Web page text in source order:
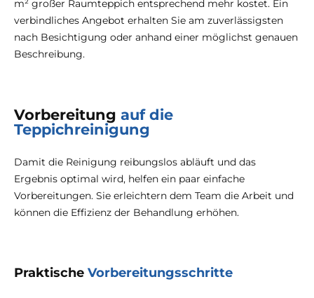
m² großer Raumteppich entsprechend mehr kostet. Ein
verbindliches Angebot erhalten Sie am zuverlässigsten
nach Besichtigung oder anhand einer möglichst genauen
Beschreibung.
Vorbereitung auf die
Teppichreinigung
Damit die Reinigung reibungslos abläuft und das
Ergebnis optimal wird, helfen ein paar einfache
Vorbereitungen. Sie erleichtern dem Team die Arbeit und
können die Effizienz der Behandlung erhöhen.
Praktische Vorbereitungsschritte